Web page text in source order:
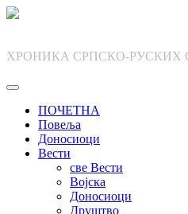
Skip
ХРОНИКА СРПСКО-РУСКИХ
ПОЧЕТНА
Повеља
Доносиоци
Вести
све Вести
Војска
Доносиоци
Друштво